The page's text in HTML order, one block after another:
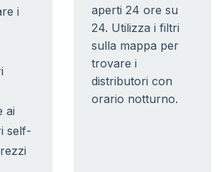
i
ai
self-
aperti 24 ore su
24. Utilizza i filtri
sulla mappa per
trovare i
distributori con
orario notturno.